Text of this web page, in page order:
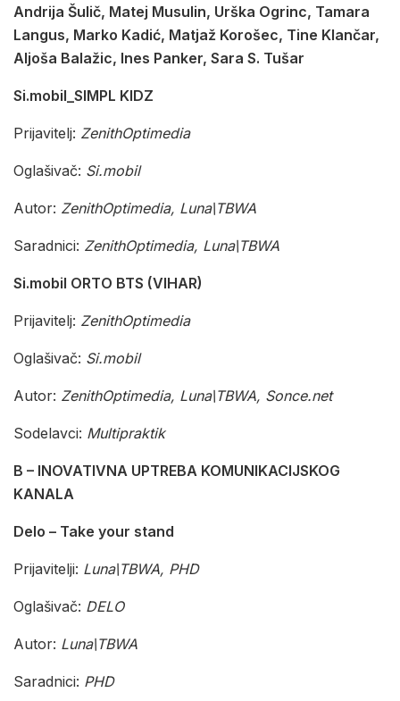
Andrija Šulič, Matej Musulin, Urška Ogrinc, Tamara
Langus, Marko Kadić, Matjaž Korošec, Tine Klančar,
Aljoša Balažic, Ines Panker, Sara S. Tušar
Si.mobil_SIMPL KIDZ
Prijavitelj: ZenithOptimedia
Oglašivač: Si.mobil
Autor: ZenithOptimedia, Luna\TBWA
Saradnici: ZenithOptimedia, Luna\TBWA
Si.mobil ORTO BTS (VIHAR)
Prijavitelj: ZenithOptimedia
Oglašivač: Si.mobil
Autor: ZenithOptimedia, Luna\TBWA, Sonce.net
Sodelavci: Multipraktik
B – INOVATIVNA UPTREBA KOMUNIKACIJSKOG
KANALA
Delo – Take your stand
Prijavitelji: Luna\TBWA, PHD
Oglašivač: DELO
Autor: Luna\TBWA
Saradnici: PHD